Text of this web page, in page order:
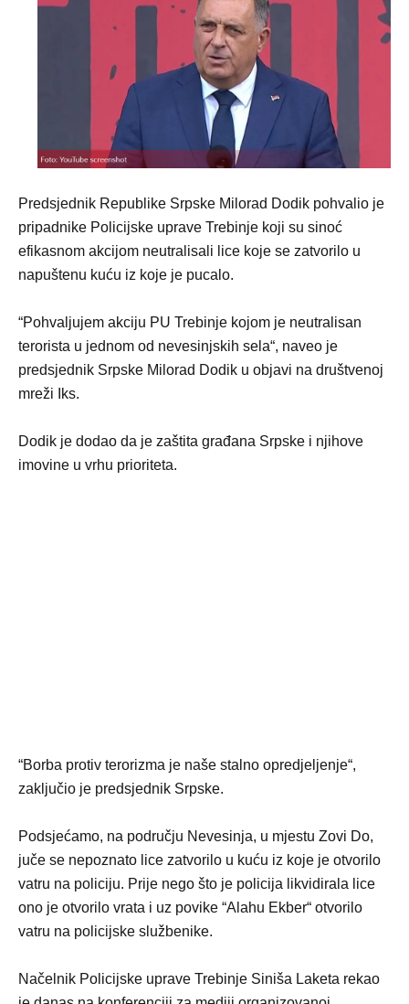
Predsjednik Republike Srpske Milorad Dodik pohvalio je
pripadnike Policijske uprave Trebinje koji su sinoć
efikasnom akcijom neutralisali lice koje se zatvorilo u
napuštenu kuću iz koje je pucalo.
“Pohvaljujem akciju PU Trebinje kojom je neutralisan
terorista u jednom od nevesinjskih sela“, naveo je
predsjednik Srpske Milorad Dodik u objavi na društvenoj
mreži Iks.
Dodik je dodao da je zaštita građana Srpske i njihove
imovine u vrhu prioriteta.
“Borba protiv terorizma je naše stalno opredjeljenje“,
zaključio je predsjednik Srpske.
Podsjećamo, na području Nevesinja, u mjestu Zovi Do,
juče se nepoznato lice zatvorilo u kuću iz koje je otvorilo
vatru na policiju. Prije nego što je policija likvidirala lice
ono je otvorilo vrata i uz povike “Alahu Еkber“ otvorilo
vatru na policijske službenike.
Načelnik Policijske uprave Trebinje Siniša Laketa rekao